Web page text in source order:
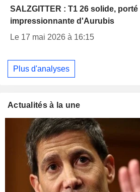
SALZGITTER : T1 26 solide,
impressionnante d'Aurubis
Le 17 mai 2026 à 16:15
Plus d'analyses
Actualités à la une